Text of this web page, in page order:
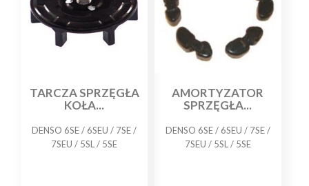
TARCZA SPRZĘGŁA
KOŁA...
DENSO 6SE / 6SEU / 7SE /
7SEU / 5SL / 5SE
AMORTYZATOR
SPRZĘGŁA...
DENSO 6SE / 6SEU / 7SE /
7SEU / 5SL / 5SE